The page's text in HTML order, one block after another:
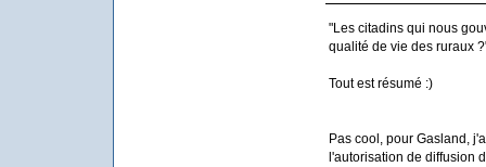
"Les citadins qui nous
qualité de vie des ruraux
Tout est résumé :)
Pas cool, pour Gasland,
l'autorisation de diffusion